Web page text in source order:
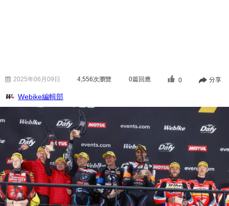
2025年06月09日 4,556次瀏覽 0篇回應 0 分享
Webike編輯部